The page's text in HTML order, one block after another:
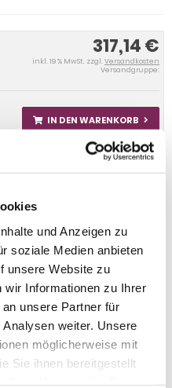
und Anzeigen zu
soziale Medien anbieten
unsere Website zu
wir Informationen zu Ihrer
unsere Partner für
weiter. Unsere
möglicherweise mit
Sie ihnen bereitgestellt
317,14 €
inkl. 19 % MwSt. zzgl. Versandkosten
Versandgruppe:
IN DEN WARENKORB